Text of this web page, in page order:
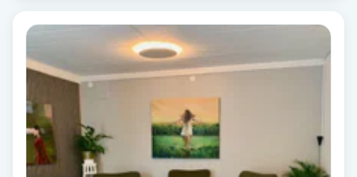
Babylights
Balayage
Bambumassage